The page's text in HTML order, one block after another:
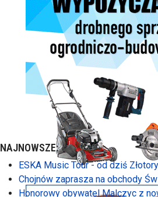
NAJNOWSZE:
ESKA Music Tour - od dziś
Chojnów zaprasza na obchody
Honorowy obywatel Malczyc z